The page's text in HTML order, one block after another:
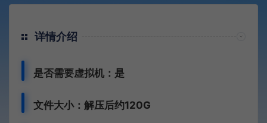
详情介绍
是否需要虚拟机：是
文件大小：解压后约120G